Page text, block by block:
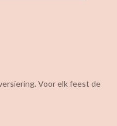
Voor elk feest de